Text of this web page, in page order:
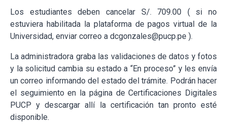
Los estudiantes deben cancelar S/. 709.00 ( si no
estuviera habilitada la plataforma de pagos virtual de la
Universidad, enviar correo a dcgonzales@pucp.pe ).
La administradora graba las validaciones de datos y fotos
y la solicitud cambia su estado a “En proceso” y les envía
un correo informando del estado del trámite. Podrán hacer
el seguimiento en la página de Certificaciones Digitales
PUCP y descargar allí la certificación tan pronto esté
disponible.